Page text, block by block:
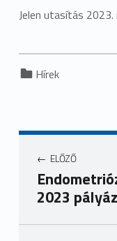
Jelen utasítás 2023.
Categorized in:
Hírek
ELŐZŐ
2023